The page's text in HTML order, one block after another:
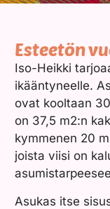
Esteetön
Iso-Heikki
ikääntyneelle.
ovat kooltaan
on 37,5 m2:n
kymmenen 20
joista viisi on
Asukas itse